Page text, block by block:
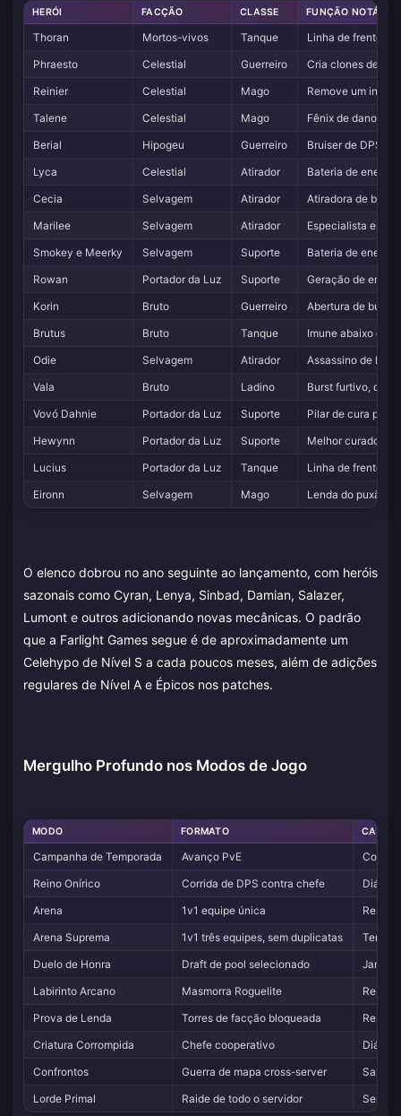
HERÓI FACÇÃO CLASSE FUNÇÃO NOTÁVEL
Thoran Mortos-vivos Tanque
Linha de frente
Phraesto
Celestial Guerreiro
Cria clones de si
Reinier
Celestial Mago
Remove um
Talene
Celestial Mago
Fênix de dano em
Berial
Hipogeu Guerreiro
Bruiser de DPS
Lyca
Celestial Atirador
Bateria de
Cecia
Selvagem Atirador
Atiradora de burst
Marilee
Selvagem Atirador
Especialista em
Smokey e Meerky
Selvagem Suporte
Bateria de
Rowan
Portador da Luz Suporte
Geração de
Korin
Bruto Guerreiro
Abertura de burst,
Brutus
Bruto Tanque
Imune abaixo de
Odie
Selvagem Atirador
Assassino de
Vala
Bruto Ladino
Burst furtivo,
Vovó Dahnie
Portador da Luz Suporte
Pilar de cura para
Hewynn
Portador da Luz Suporte
Melhor curadora
Lucius
Portador da Luz Tanque
Linha de frente
Eironn
Selvagem Mago Lenda do puxão
O elenco dobrou no ano seguinte ao lançamento, com heróis
sazonais como Cyran, Lenya, Sinbad, Damian, Salazer,
Lumont e outros adicionando novas mecânicas. O padrão
que a Farlight Games segue é de aproximadamente um
Celehypo de Nível S a cada poucos meses, além de adições
regulares de Nível A e Épicos nos patches.
Mergulho Profundo nos Modos de Jogo
MODO FORMATO
Campanha de Temporada Avanço PvE
Reino Onírico
Corrida de DPS contra chefe
Diário
Arena
1v1 equipe única
Resets
Arena Suprema
1v1 três equipes, sem duplicatas
Duelo de Honra
Draft de pool selecionado
Labirinto Arcano
Masmorra Roguelite
Reset
Prova de Lenda
Torres de facção bloqueada
Resets
Criatura Corrompida
Chefe cooperativo
Diário
Confrontos
Guerra de mapa cross-server
Lorde Primal
Raide de todo o servidor